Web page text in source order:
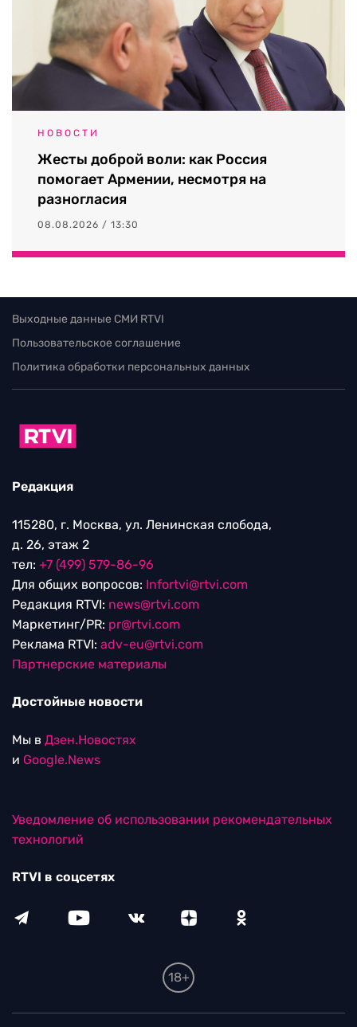
НОВОСТИ
Жесты доброй воли: как Россия
помогает Армении, несмотря на
разногласия
08.08.2026 / 13:30
Выходные данные СМИ RTVI
Пользовательское соглашение
Политика обработки персональных данных
Редакция
115280, г. Москва, ул. Ленинская слобода,
д. 26, этаж 2
тел: +7 (499) 579-86-96
Для общих вопросов: Infortvi@rtvi.com
Редакция RTVI: news@rtvi.com
Маркетинг/PR: pr@rtvi.com
Реклама RTVI: adv-eu@rtvi.com
Партнерские материалы
Достойные новости
Мы в Дзен.Новостях
и Google.News
Уведомление об использовании рекомендательных
технологий
RTVI в соцсетях
18+